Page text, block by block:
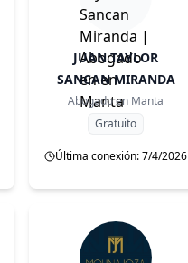
JUAN TAYLOR
SANCAN MIRANDA
Abogado en Manta
Gratuito
Última conexión: 7/4/2026